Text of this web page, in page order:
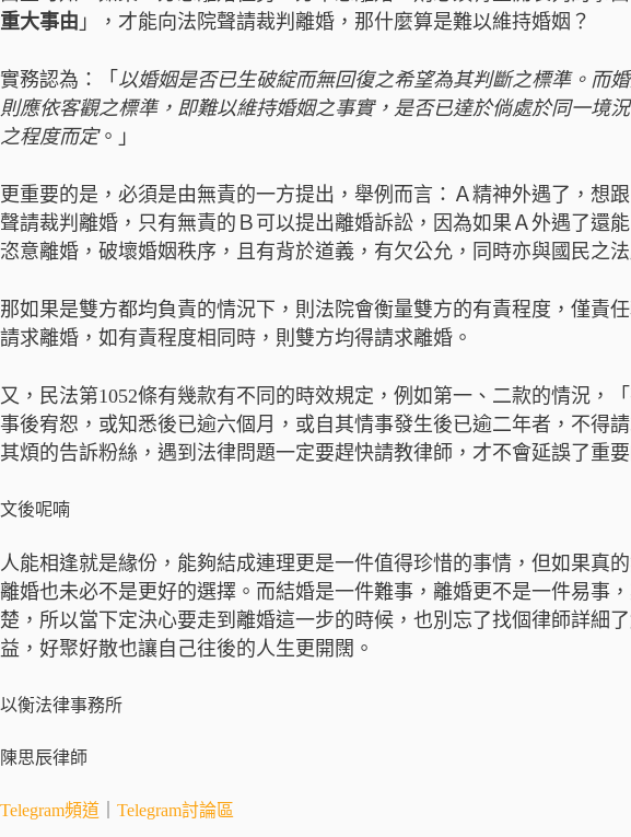
重大事由 」，才能向法院聲請裁判離婚，那什麼算是難以維持婚姻？
實務認為：「 以婚姻是否已生破綻而無回復之希望為其判斷之標準。而
則應依客觀之標準，即難以維持婚姻之事實，是否已達於倘處於同一境
之程度而定。」
更重要的是，必須是由無責的一方提出，舉例而言：Ａ精神外遇了，想
聲請裁判離婚，只有無責的Ｂ可以提出離婚訴訟，因為如果Ａ外遇了還
恣意離婚，破壞婚姻秩序，且有背於道義，有欠公允，同時亦與國民之
那如果是雙方都均負責的情況下，則法院會衡量雙方的有責程度，僅責
請求離婚，如有責程度相同時，則雙方均得請求離婚。
又，民法第1052條有幾款有不同的時效規定，例如第一、二款的情況，
事後宥恕，或知悉後已逾六個月，或自其情事發生後已逾二年者，不得
其煩的告訴粉絲，遇到法律問題一定要趕快請教律師，才不會延誤了重
文後呢喃
人能相逢就是緣份，能夠結成連理更是一件值得珍惜的事情，但如果真
離婚也未必不是更好的選擇。而結婚是一件難事，離婚更不是一件易事
楚，所以當下定決心要走到離婚這一步的時候，也別忘了找個律師詳細
益，好聚好散也讓自己往後的人生更開闊。
以衡法律事務所
陳思辰律師
Telegram頻道 Telegram討論區